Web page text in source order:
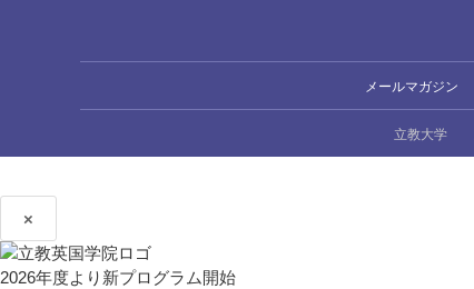
メールマガジン
立教大学
×
2026年度より新プログラム開始